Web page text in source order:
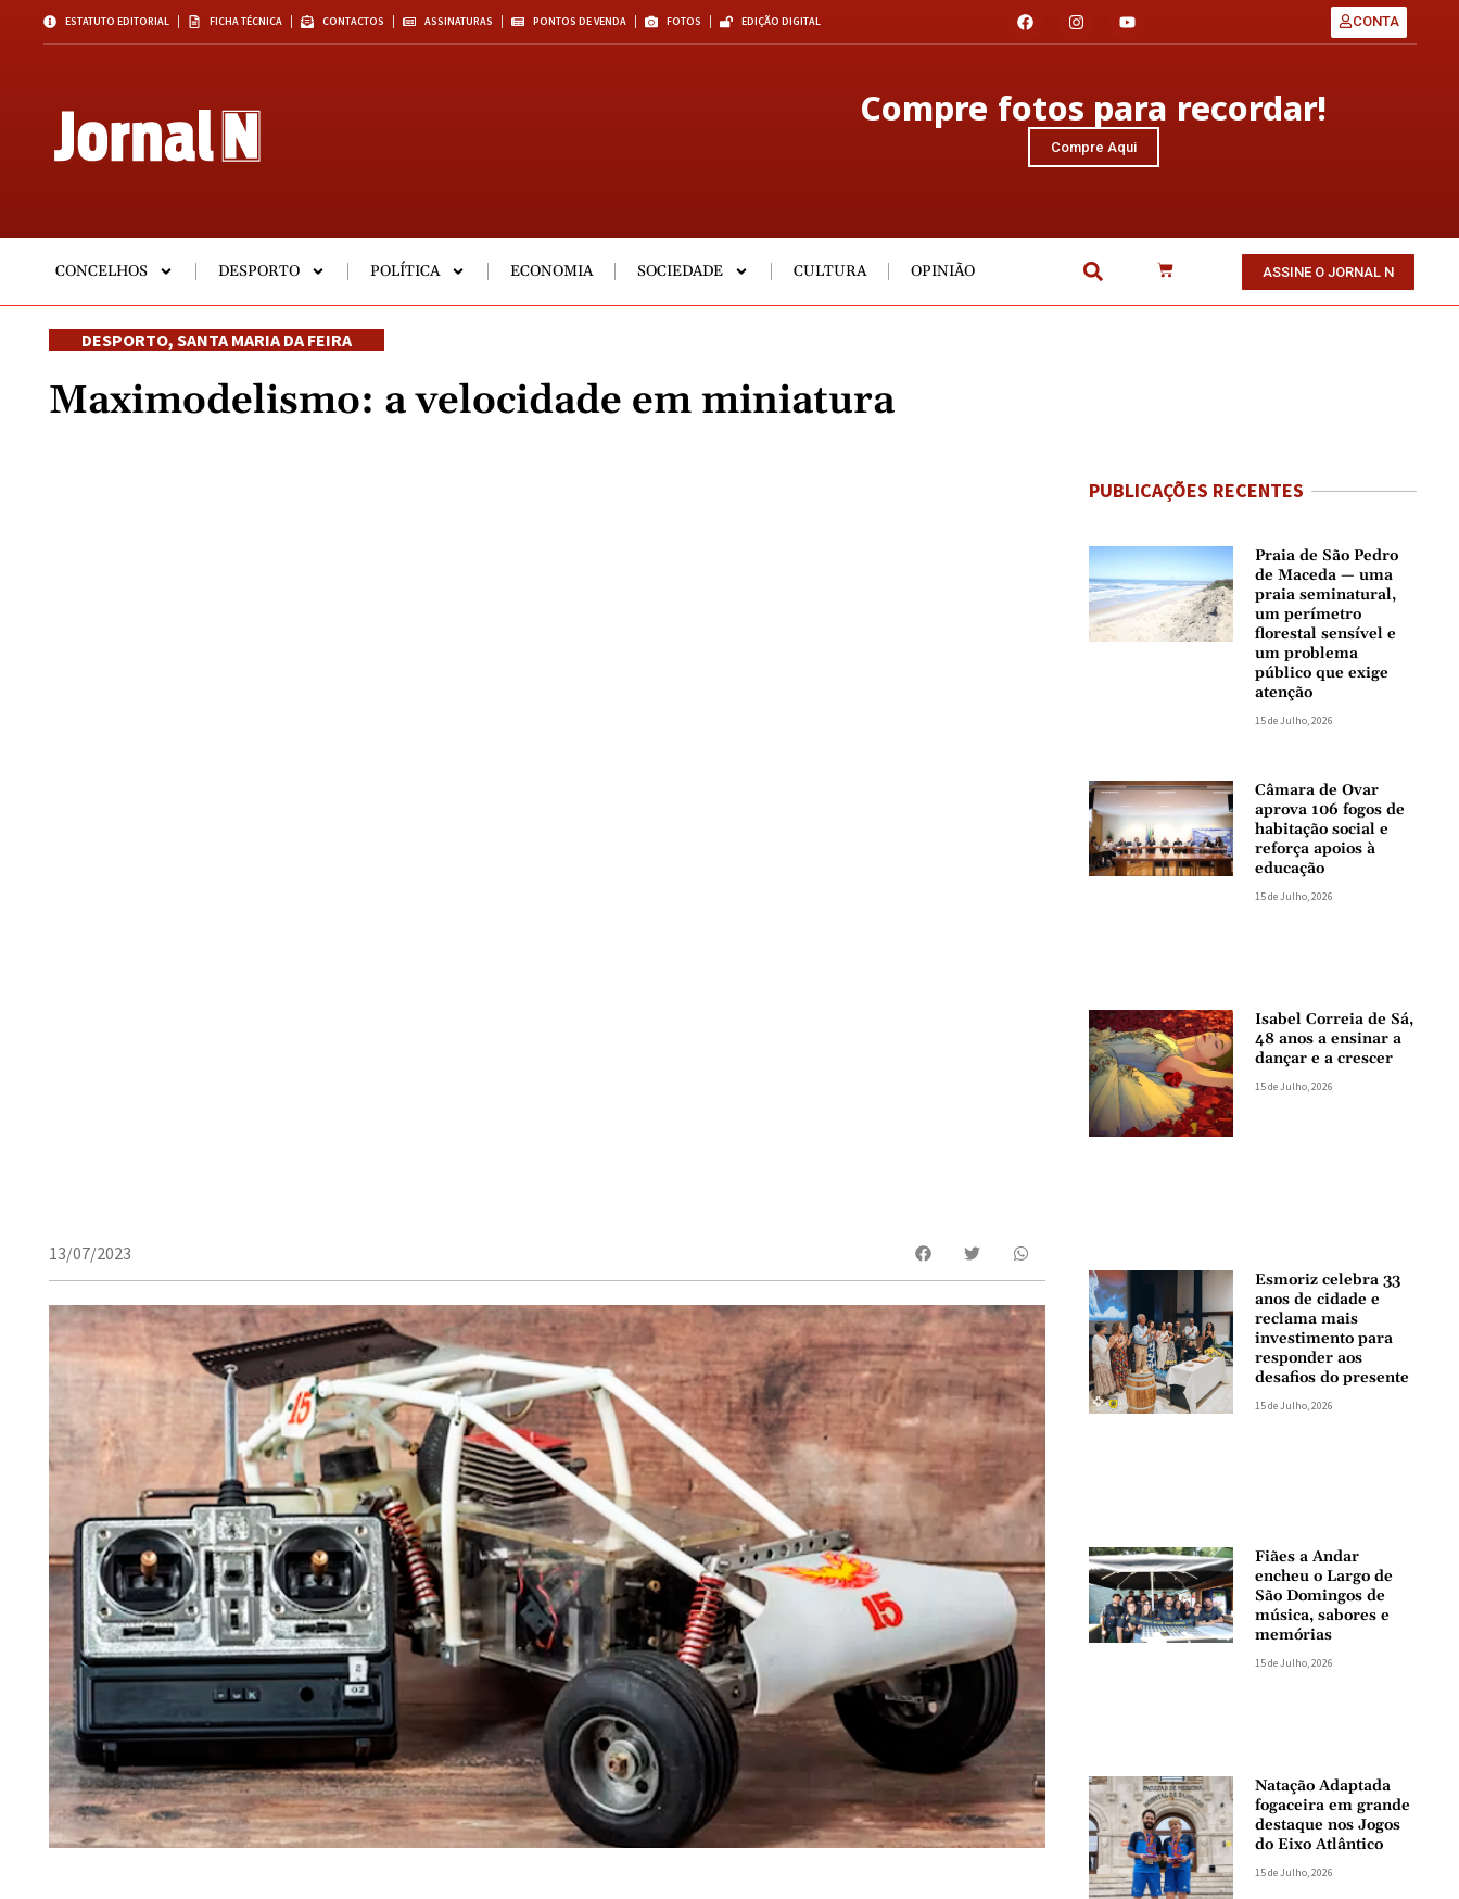
ESTATUTO EDITORIAL FICHA TÉCNICA CONTACTOS ASSINATURAS PONTOS DE VENDA FOTOS EDIÇÃO DIGITAL CONTA
Compre fotos para recordar!
Compre Aqui
CONCELHOS DESPORTO POLÍTICA ECONOMIA SOCIEDADE CULTURA OPINIÃO ASSINE O JORNAL N
DESPORTO, SANTA MARIA DA FEIRA
Maximodelismo: a velocidade em miniatura
13/07/2023
PUBLICAÇÕES RECENTES
Praia de São Pedro
de Maceda — uma
praia seminatural,
um perímetro
florestal sensível e
um problema
público que exige
atenção
15 de Julho, 2026
Câmara de Ovar
aprova 106 fogos de
habitação social e
reforça apoios à
educação
15 de Julho, 2026
Isabel Correia de Sá,
48 anos a ensinar a
dançar e a crescer
15 de Julho, 2026
Esmoriz celebra 33
anos de cidade e
reclama mais
investimento para
responder aos
desafios do presente
15 de Julho, 2026
Fiães a Andar
encheu o Largo de
São Domingos de
música, sabores e
memórias
15 de Julho, 2026
Natação Adaptada
fogaceira em grande
destaque nos Jogos
do Eixo Atlântico
15 de Julho, 2026